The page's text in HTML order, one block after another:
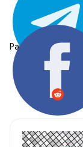
Partager: